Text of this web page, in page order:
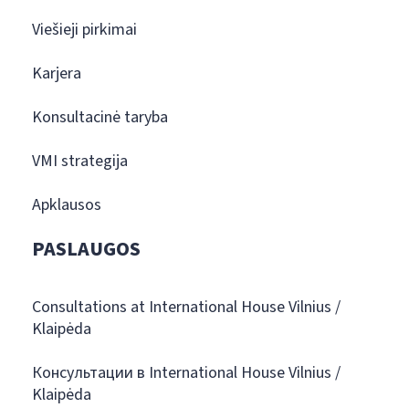
Viešieji pirkimai
Karjera
Konsultacinė taryba
VMI strategija
Apklausos
PASLAUGOS
Consultations at International House Vilnius /
Klaipėda
Консультации в International House Vilnius /
Klaipėda